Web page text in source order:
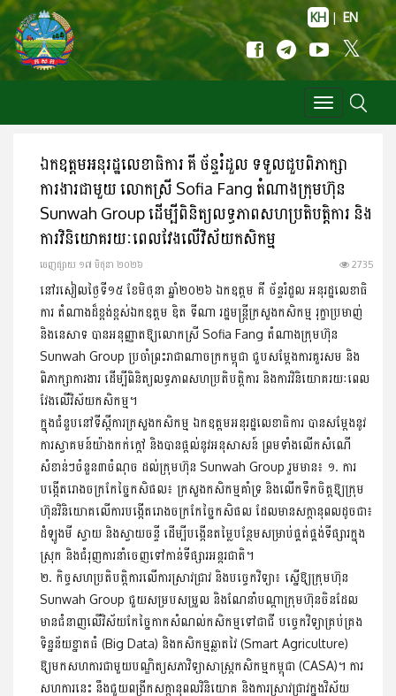
KH | EN
Toggle
navigation
ឯកឧត្តមអនុរដ្ឋលេខាធិការ គី ច័ន្ទរំដួល ទទួលជួបពិភាក្សា
ការងារ​ជា​មួយ លោកស្រី Sofia Fang តំណាងក្រុមហ៊ុន
Sunwah Group ដើម្បី​ពិនិត្យលទ្ធភាពសហប្រតិបត្តិការ និង
ការវិនិយោគរយៈពេលវែង​លើវិស័យកសិកម្ម
ចេញ​ផ្សាយ​ ១៧ មិថុនា ២០២៦ 2735
នៅរសៀលថ្ងៃទី១៥ ខែមិថុនា ឆ្នាំ២០២៦ ឯកឧត្តម គី ច័ន្ទរំដួល អនុរដ្ឋ​លេខា​​ធិ
ការ តំណាងដ៏ខ្ពង់ខ្ពស់ឯកឧត្តម ឌិត ទីណា រដ្ឋមន្រ្តីក្រសួង​កសិកម្ម រុក្ខា​ប្រមាញ់
និងនេសាទ បានអនុញ្ញាតឱ្យលោកស្រី Sofia Fang តំណាងក្រុមហ៊ុន
Sunwah Group ប្រចាំព្រះរាជាណាចក្រ​កម្ពុជា ជួបសម្តែងការគួរសម និង​
ពិភាក្សា​ការងារ ដើម្បីពិនិត្យលទ្ធភាព​សហប្រតិបត្តិការ និងការវិនិយោគ​រយៈ​ពេល​
វែងលើវិស័យកសិកម្ម។
ក្នុងជំនួបនៅទីស្តីការក្រសួងកសិកម្ម ឯកឧត្តមអនុរដ្ឋលេខាធិការ បាន​សម្តែងនូ​វ​
ការស្វាគមន៍យ៉ាងកក់ក្តៅ និងបានផ្តល់នូវអនុសាសន៍ ព្រម​ទាំង​លើកសំណើ​
សំខាន់​ៗចំនួន៣ចំណុច ដល់ក្រុមហ៊ុន Sunwah Group រួមមាន៖ ​១. ការ
បង្កើតរោងចក្រកែច្នៃកសិផល៖ ក្រសួង​កសិកម្ម​​គាំទ្រ និងលើកទឹកចិត្តឱ្យក្រុម
ហ៊ុនវិនិយោគលើការបង្កើត​រោង​ចក្រកែច្នៃកសិផល ដែលមានសក្តានុពលដូចជា៖
ដំឡូងមី ស្វាយ និង​ស្វាយចន្ទី ដើម្បីបង្កើនតម្លៃបន្ថែមសម្រាប់ផ្គត់ផ្គង់ទីផ្សារក្នុង
ស្រុក និង​ជំរុញ​ការនាំចេញទៅកាន់ទីផ្សារអន្តរជាតិ។
២. កិច្ចសហប្រតិបត្តិការលើការស្រាវជ្រាវ និងបច្ចេកវិទ្យា៖ ស្នើឱ្យក្រុម​ហ៊ុន
Sunwah Group ជួយសម្របសម្រួល និងណែនាំបណ្តា​ក្រុម​ហ៊ុន​ចិនដែល
មានជំនាញលើវិស័យកែច្នៃកាកសំណល់កសិកម្ម​ទៅជា​ជី បច្ចេកវិទ្យាគ្រប់គ្រង
ទិន្នន័យខ្នាតធំ (Big Data) និងកសិកម្ម​ឆ្លាតវៃ (Smart Agriculture)
ឱ្យមកសហការជាមួយបណ្ឌិត្យសភា​វិទ្យា​សាស្ត្រ​កសិកម្មកម្ពុជា (CASA)។ ការ
សហការនេះ នឹងជួយពង្រីក​សក្តា​នុ​ពល​វិនិយោគ និងការស្រាវជ្រាវក្នុងវិស័យ